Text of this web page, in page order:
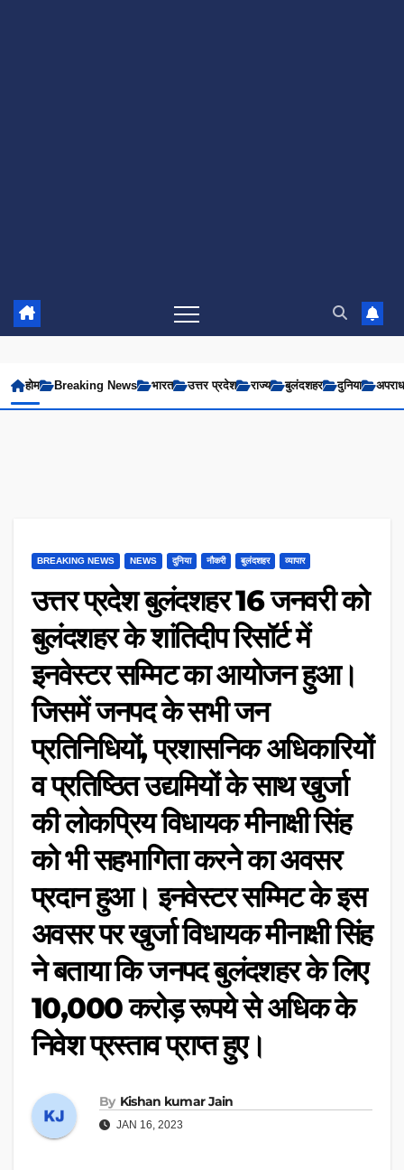
होम Breaking News भारत उत्तर प्रदेश राज्य बुलंदशहर दुनिया अपराध
BREAKING NEWS NEWS दुनिया नौकरी बुलंदशहर व्यापार
उत्तर प्रदेश बुलंदशहर 16 जनवरी को
बुलंदशहर के शांतिदीप रिसॉर्ट में
इनवेस्टर सम्मिट का आयोजन हुआ।
जिसमें जनपद के सभी जन
प्रतिनिधियों, प्रशासनिक अधिकारियों
व प्रतिष्ठित उद्यमियों के साथ खुर्जा
की लोकप्रिय विधायक मीनाक्षी सिंह
को भी सहभागिता करने का अवसर
प्रदान हुआ। इनवेस्टर सम्मिट के इस
अवसर पर खुर्जा विधायक मीनाक्षी सिंह
ने बताया कि जनपद बुलंदशहर के लिए
10,000 करोड़ रूपये से अधिक के
निवेश प्रस्ताव प्राप्त हुए।
By Kishan kumar Jain
JAN 16, 2023